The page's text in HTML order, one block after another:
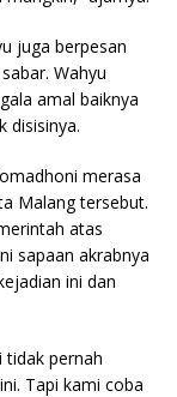
juga berpesan
Wahyu
amal baiknya
disisinya.
merasa
Malang tersebut.
atas
sapaan akrabnya
ini dan
tidak pernah
Tapi kami coba